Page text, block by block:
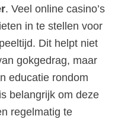
. Veel online casino’s
in te stellen voor
Dit helpt niet
gokgedrag, maar
educatie rondom
belangrijk om deze
regelmatig te